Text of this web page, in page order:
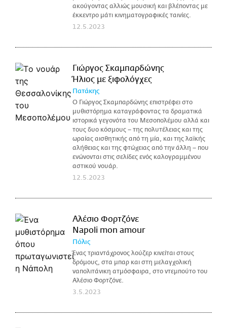
ακούγοντας αλλιώς μουσική και βλέποντας με
έκκεντρο μάτι κινηματογραφικές ταινίες.
12.5.2023
Γιώργος Σκαμπαρδώνης
Ήλιος με ξιφολόγχες
Πατάκης
Ο Γιώργος Σκαμπαρδώνης επιστρέφει στο
μυθιστόρημα καταγράφοντας τα δραματικά
ιστορικά γεγονότα του Μεσοπολέμου αλλά και
τους δυο κόσμους – της πολυτέλειας και της
ωραίας αισθητικής από τη μία, και της λαϊκής
αλήθειας και της φτώχειας από την άλλη – που
ενώνονται στις σελίδες ενός καλογραμμένου
αστικού νουάρ.
12.5.2023
Αλέσιο Φορτζόνε
Napoli mon amour
Πόλις
Ένας τριαντάχρονος λούζερ κινείται στους
δρόμους, στα μπαρ και στη μελαγχολική
ναπολιτάνικη ατμόσφαιρα, στο ντεμπούτο του
Αλέσιο Φορτζόνε.
3.5.2023